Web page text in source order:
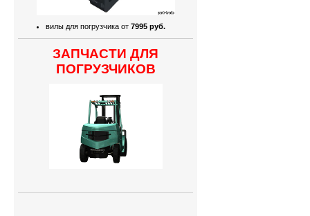
вилы для погрузчика от 7995 руб.
ЗАПЧАСТИ ДЛЯ
ПОГРУЗЧИКОВ